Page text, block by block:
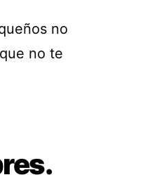
no
no te